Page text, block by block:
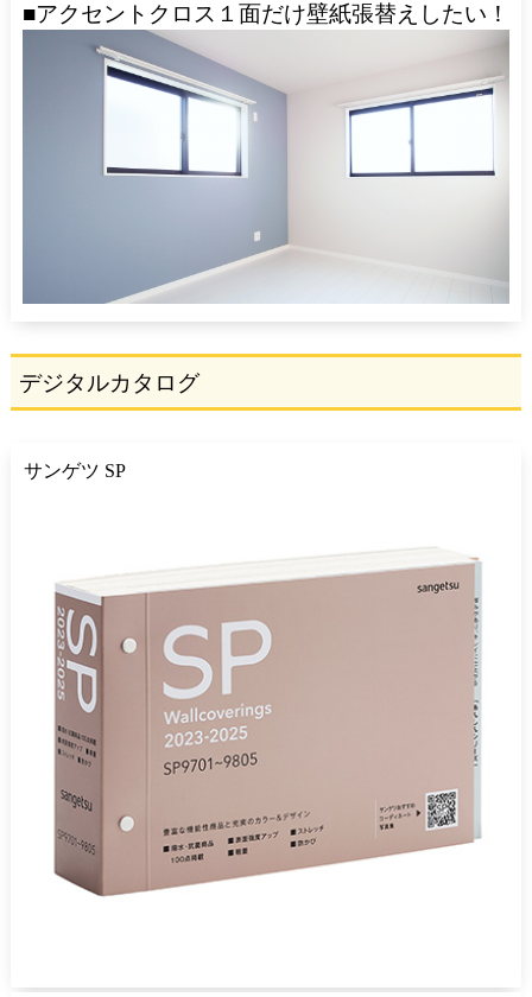
■アクセントクロス１面だけ壁紙張替えしたい！
デジタルカタログ
サンゲツ SP